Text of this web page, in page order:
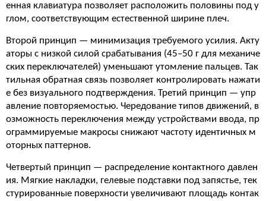
енная клавиатура позволяет расположить половины под у
глом, соответствующим естественной ширине плеч.
Второй принцип — минимизация требуемого усилия. Акту
аторы с низкой силой срабатывания (45–50 г для механиче
ских переключателей) уменьшают утомление пальцев. Так
тильная обратная связь позволяет контролировать нажати
е без визуального подтверждения. Третий принцип — упр
авление повторяемостью. Чередование типов движений, в
озможность переключения между устройствами ввода, пр
ограммируемые макросы снижают частоту идентичных м
оторных паттернов.
Четвертый принцип — распределение контактного давлен
ия. Мягкие накладки, гелевые подставки под запястье, тек
стурированные поверхности увеличивают площадь контак